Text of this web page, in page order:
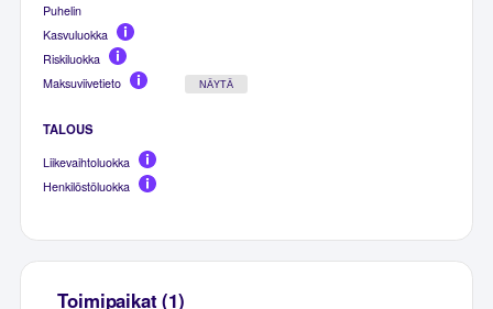
Puhelin
Kasvuluokka
Riskiluokka
Maksuviivetieto
NÄYTÄ
TALOUS
Liikevaihtoluokka
Henkilöstöluokka
Toimipaikat (1)